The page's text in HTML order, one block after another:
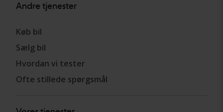
Andre tjenester
Køb bil
Sælg bil
Hvordan vi tester
Ofte stillede spørgsmål